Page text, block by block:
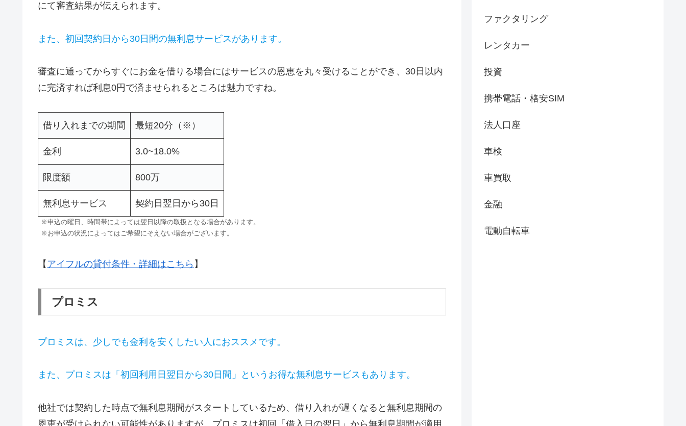
にて審査結果が伝えられます。
また、初回契約日から30日間の無利息サービスがあります。
審査に通ってからすぐにお金を借りる場合にはサービスの恩恵を丸々受けることができ、30日以内
に完済すれば利息0円で済ませられるところは魅力ですね。
借り入れまでの期間 最短20分（※）
金利 3.0~18.0%
限度額 800万
無利息サービス 契約日翌日から30日
※申込の曜日、時間帯によっては翌日以降の取扱となる場合があります。
※お申込の状況によってはご希望にそえない場合がございます。
【 アイフルの貸付条件・詳細はこちら 】
プロミス
プロミスは、少しでも金利を安くしたい人におススメです。
また、プロミスは「初回利用日翌日から30日間」というお得な無利息サービスもあります。
他社では契約した時点で無利息期間がスタートしているため、借り入れが遅くなると無利息期間の
恩恵が受けられない可能性がありますが、プロミスは初回「借入日の翌日」から無利息期間が適用
ファクタリング
レンタカー
投資
携帯電話・格安SIM
法人口座
車検
車買取
金融
電動自転車